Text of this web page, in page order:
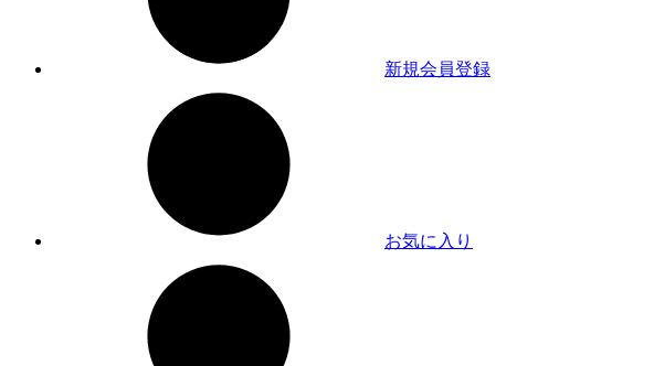
新規会員登録
お気に入り